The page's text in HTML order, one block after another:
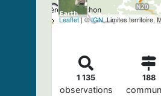
Leaflet| ©IGN, Limites territoire,
1 135
observations
188